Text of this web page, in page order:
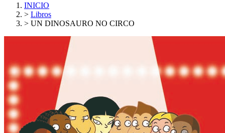
INICIO
> Libros
> UN DINOSAURO NO CIRCO